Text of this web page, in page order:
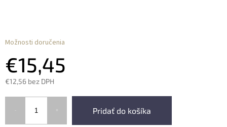
€15,45
€12,56 bez DPH
Pridať do košíka
Možnosti doručenia